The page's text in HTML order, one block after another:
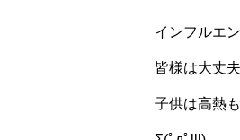
インフルエ
皆様は大丈
子供は高熱